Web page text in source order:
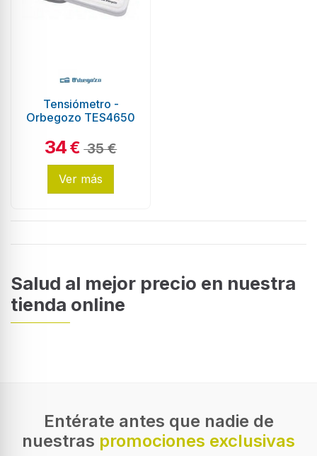
Tensiómetro -
Orbegozo TES4650
34€ 35 €
Ver más
Salud al mejor precio en nuestra
tienda online
Entérate antes que nadie de
nuestras promociones exclusivas